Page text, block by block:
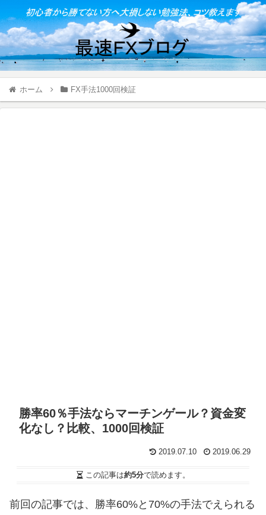
ホーム FX手法1000回検証
勝率60％手法ならマーチンゲール？資金変
化なし？比較、1000回検証
2019.07.10 2019.06.29
この記事は約5分で読めます。
前回の記事では、勝率60%と70%の手法でえられる